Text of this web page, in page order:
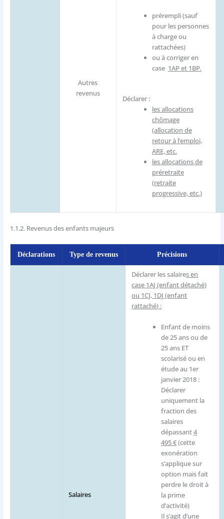
Autres
revenus
prérempli (sauf
pour les personnes
à charge ou
rattachées)
ou à corriger en
case 1AP et 1BP.
Déclarer :
les allocations
chômage
(allocation de
retour à l’emploi,
ARE, etc.
les allocations de
préretraite
(retraite
progressive, etc.)
1.1.2.Revenus des enfants majeurs
Déclarations Type de revenus Précisions
Salaires
Déclarer les salaires en
case 1AJ (enfant détaché)
ou 1CJ, 1DJ (enfant
rattaché) :
Enfant de moins
de 25 ans ou de
25 ans ET
scolarisé ou en
étude au 1er
janvier 2018 :
Déclarer
uniquement la
fraction des
salaires
dépassant4
495 €(cette
exonération
s’applique sur
option mais fait
perdre le droit à
la prime
d’activité)
Il s’agit d’une